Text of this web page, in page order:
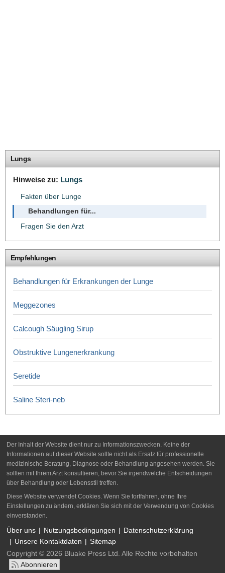
Lungs
Hinweise zu: Lungs
Fakten über Lunge
Behandlungen für...
Fragen Sie den Arzt
Empfehlungen
Behandlungen für Erkrankungen der Lunge
Meggezones
Calcough Säugling Sirup
Obstruktive Lungenerkrankung
Seretide
Saline Steri-neb
Der Inhalt der Website dient nur zu Informationszwecken. Keine der
Informationen auf dieser Website sollte nicht als Ersatz für professionelle
medizinische Beratung, Diagnose oder Behandlung angesehen werden. Sie
sollten mit Ihrem Arzt konsultieren, bevor Sie irgendwelche Entscheidungen
über Behandlung oder Lebensstil treffen.
Diese Website verwendet Cookies. Wenn Sie fortfahren, ohne Ihre
Einstellungen zu ändern, erklären Sie sich mit der Verwendung von Cookies
einverstanden.
Über uns Nutzungsbedingungen
Datenschutzerklärung
Unsere Kontaktdaten
Sitemap
Copyright © 2026 Bluake Press Ltd. Alle Rechte vorbehalten
Abonnieren